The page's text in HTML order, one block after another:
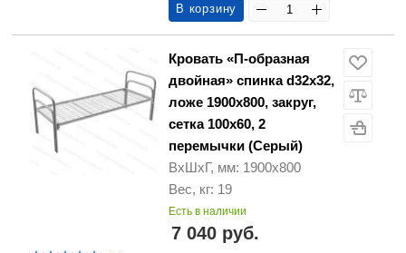
В корзину
Кровать «П-образная
двойная» спинка d32х32,
ложе 1900х800, закруг,
сетка 100х60, 2
перемычки (Серый)
ВхШхГ, мм: 1900х800
Вес, кг: 19
Есть в наличии
7 040 руб.